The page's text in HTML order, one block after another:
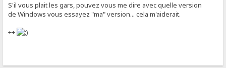
S'il vous plait les gars, pouvez vous me dire avec quelle version
de Windows vous essayez "ma" version... cela m'aiderait.
++